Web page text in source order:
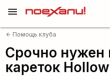
menu
arrow_back Помощь клуба
Срочно нужен
кареток